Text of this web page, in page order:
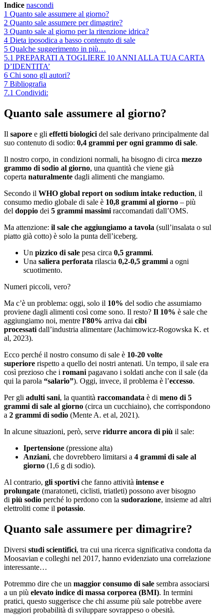
Indice nascondi
1 Quanto sale assumere al giorno?
2 Quanto sale assumere per dimagrire?
3 Quanto sale al giorno per la ritenzione idrica?
4 Dieta iposodica a basso contenuto di sale
5 Qualche suggerimento in più…
5.1 PREPARATI A TOGLIERE 10 ANNI ALLA TUA CARTA
D’IDENTITA’
6 Chi sono gli autori?
7 Bibliografia
7.1 Condividi:
Quanto sale assumere al giorno?
Il sapore e gli effetti biologici del sale derivano principalmente dal
suo contenuto di sodio: 0,4 grammi per ogni grammo di sale.
Il nostro corpo, in condizioni normali, ha bisogno di circa mezzo
grammo di sodio al giorno, una quantità che viene già
coperta naturalmente dagli alimenti che mangiamo.
Secondo il WHO global report on sodium intake reduction, il
consumo medio globale di sale è 10,8 grammi al giorno – più
del doppio dei 5 grammi massimi raccomandati dall’OMS.
Ma attenzione: il sale che aggiungiamo a tavola (sull’insalata o sul
piatto già cotto) è solo la punta dell’iceberg.
Un pizzico di sale pesa circa 0,5 grammi.
Una saliera perforata rilascia 0,2-0,5 grammi a ogni
scuotimento.
Numeri piccoli, vero?
Ma c’è un problema: oggi, solo il 10% del sodio che assumiamo
proviene dagli alimenti così come sono. Il resto? Il 10% è sale che
aggiungiamo noi, mentre l’80% arriva dai cibi
processati dall’industria alimentare (Jachimowicz-Rogowska K. et
al, 2023).
Ecco perché il nostro consumo di sale è 10-20 volte
superiore rispetto a quello dei nostri antenati. Un tempo, il sale era
così prezioso che i romani pagavano i soldati anche con il sale (da
qui la parola “salario”). Oggi, invece, il problema è l’eccesso.
Per gli adulti sani, la quantità raccomandata è di meno di 5
grammi di sale al giorno (circa un cucchiaino), che corrispondono
a 2 grammi di sodio (Mente A. et al, 2021).
In alcune situazioni, però, serve ridurre ancora di più il sale:
Ipertensione (pressione alta)
Anziani, che dovrebbero limitarsi a 4 grammi di sale al
giorno (1,6 g di sodio).
Al contrario, gli sportivi che fanno attività intense e
prolungate (maratoneti, ciclisti, triatleti) possono aver bisogno
di più sodio perché lo perdono con la sudorazione, insieme ad altri
elettroliti come il potassio.
Quanto sale assumere per dimagrire?
Diversi studi scientifici, tra cui una ricerca significativa condotta da
Moosavian e colleghi nel 2017, hanno evidenziato una correlazione
interessante…
Potremmo dire che un maggior consumo di sale sembra associarsi
a un più elevato indice di massa corporea (BMI). In termini
pratici, questo suggerisce che chi assume più sale potrebbe avere
maggiori probabilità di sviluppare sovrappeso o obesità.